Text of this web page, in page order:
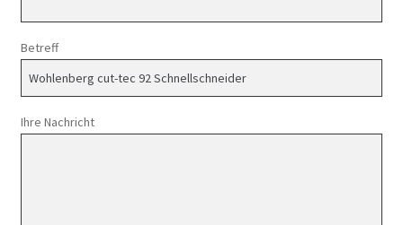
Betreff
Ihre Nachricht